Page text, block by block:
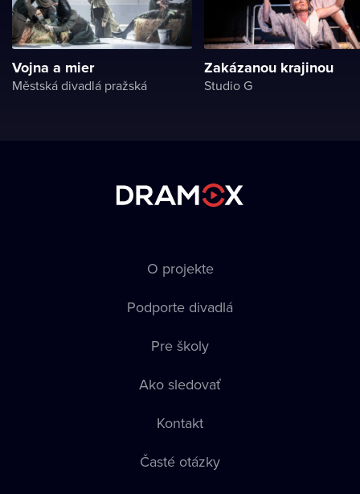
Vojna a mier
Městská divadlá pražská
Zakázanou krajinou
Studio G
O projekte
Podporte divadlá
Pre školy
Ako sledovať
Kontakt
Časté otázky